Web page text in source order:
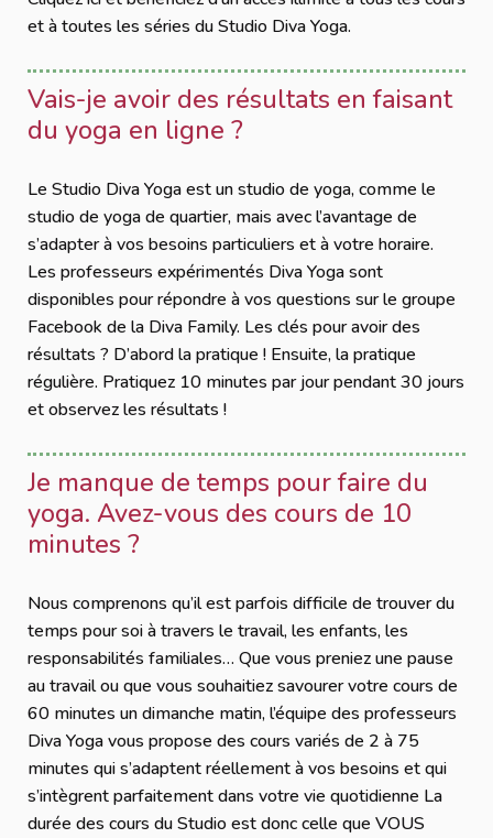
et à toutes les séries du Studio Diva Yoga.
Vais-je avoir des résultats en faisant
du yoga en ligne ?
Le Studio Diva Yoga est un studio de yoga, comme le
studio de yoga de quartier, mais avec l’avantage de
s’adapter à vos besoins particuliers et à votre horaire.
Les professeurs expérimentés Diva Yoga sont
disponibles pour répondre à vos questions sur le groupe
Facebook de la Diva Family. Les clés pour avoir des
résultats ? D’abord la pratique ! Ensuite, la pratique
régulière. Pratiquez 10 minutes par jour pendant 30 jours
et observez les résultats !
Je manque de temps pour faire du
yoga. Avez-vous des cours de 10
minutes ?
Nous comprenons qu’il est parfois difficile de trouver du
temps pour soi à travers le travail, les enfants, les
responsabilités familiales… Que vous preniez une pause
au travail ou que vous souhaitiez savourer votre cours de
60 minutes un dimanche matin, l’équipe des professeurs
Diva Yoga vous propose des cours variés de 2 à 75
minutes qui s’adaptent réellement à vos besoins et qui
s’intègrent parfaitement dans votre vie quotidienne La
durée des cours du Studio est donc celle que VOUS